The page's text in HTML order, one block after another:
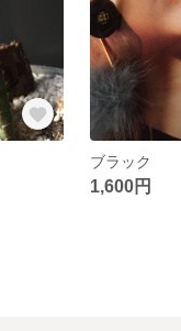
ブラック
1,600円